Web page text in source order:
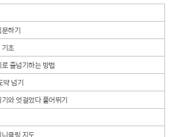
하기
초
줄넘기하는 방법
약 넘기
와 엇걸었다 풀어뛰기
클링 지도